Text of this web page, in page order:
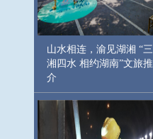
山水相连，渝见湖湘 “三
湘四水 相约湖南”文旅推
介